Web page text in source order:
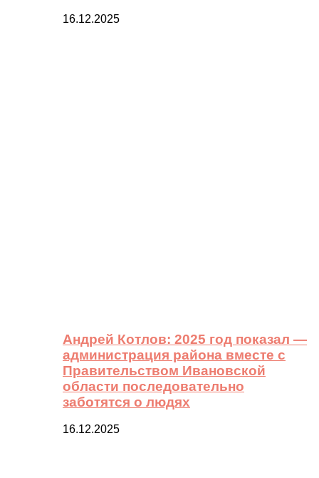
16.12.2025
Андрей Котлов: 2025 год показал —
администрация района вместе с
Правительством Ивановской
области последовательно
заботятся о людях
16.12.2025